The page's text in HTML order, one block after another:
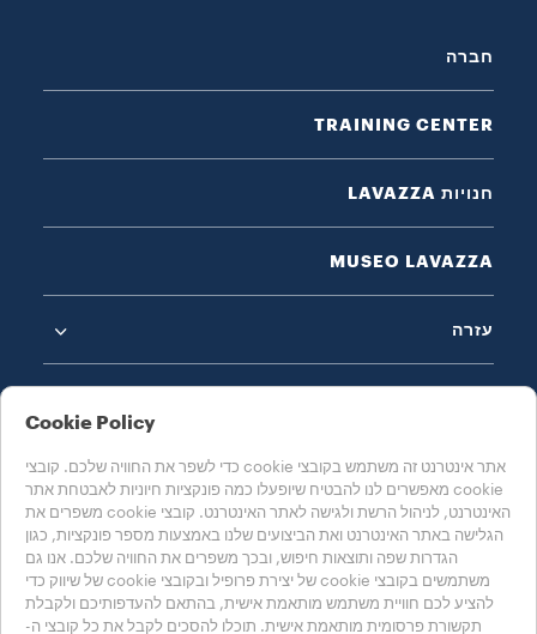
חברה
TRAINING CENTER
חנויות LAVAZZA
MUSEO LAVAZZA
עזרה
ישראל
מדיניות הפרטיות מדיניות קובצי Cookie אזור קובצי Cookie
Cookie Policy
אתר אינטרנט זה משתמש בקובצי cookie כדי לשפר את החוויה שלכם. קובצי
cookie מאפשרים לנו להבטיח שיופעלו כמה פונקציות חיוניות לאבטחת אתר
האינטרנט, לניהול הרשת ולגישה לאתר האינטרנט. קובצי cookie משפרים את
הגלישה באתר האינטרנט ואת הביצועים שלנו באמצעות מספר פונקציות, כגון
הגדרות שפה ותוצאות חיפוש, ובכך משפרים את החוויה שלכם. אנו גם
משתמשים בקובצי cookie של יצירת פרופיל ובקובצי cookie של שיווק כדי
להציע לכם חוויית משתמש מותאמת אישית, בהתאם להעדפותיכם ולקבלת
תקשורת פרסומית מותאמת אישית. תוכלו להסכים לקבל את כל קובצי ה-